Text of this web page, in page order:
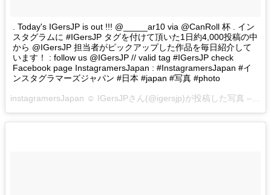
. Today's IGersJP is out !!! @_____ar10 via @CanRoll 杯 . イン
スタグラムに #IGersJP タグを付けて頂いた1日約4,000投稿の中
から @IGersJP 担当者がピックアップした作品を毎日紹介して
います！ : follow us @IGersJP // valid tag #IGersJP check
Facebook page InstagramersJapan : #InstagramersJapan #イ
ンスタグラマーズジャパン #日本 #japan #写真 #photo